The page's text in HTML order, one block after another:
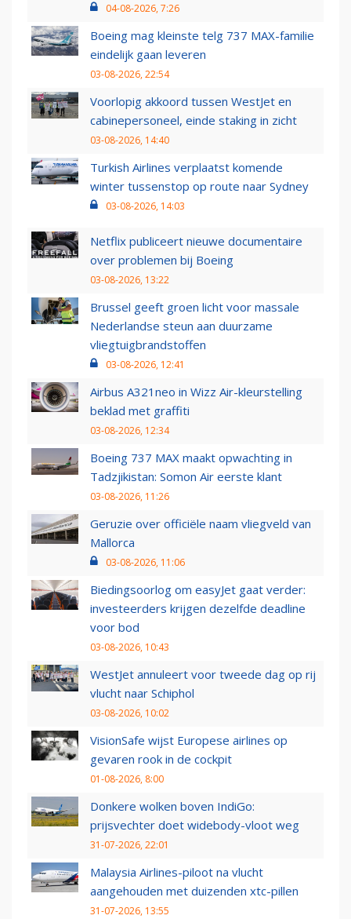
04-08-2026, 7:26
Boeing mag kleinste telg 737 MAX-familie
eindelijk gaan leveren
03-08-2026, 22:54
Voorlopig akkoord tussen WestJet en
cabinepersoneel, einde staking in zicht
03-08-2026, 14:40
Turkish Airlines verplaatst komende
winter tussenstop op route naar Sydney
03-08-2026, 14:03
Netflix publiceert nieuwe documentaire
over problemen bij Boeing
03-08-2026, 13:22
Brussel geeft groen licht voor massale
Nederlandse steun aan duurzame
vliegtuigbrandstoffen
03-08-2026, 12:41
Airbus A321neo in Wizz Air-kleurstelling
beklad met graffiti
03-08-2026, 12:34
Boeing 737 MAX maakt opwachting in
Tadzjikistan: Somon Air eerste klant
03-08-2026, 11:26
Geruzie over officiële naam vliegveld van
Mallorca
03-08-2026, 11:06
Biedingsoorlog om easyJet gaat verder:
investeerders krijgen dezelfde deadline
voor bod
03-08-2026, 10:43
WestJet annuleert voor tweede dag op rij
vlucht naar Schiphol
03-08-2026, 10:02
VisionSafe wijst Europese airlines op
gevaren rook in de cockpit
01-08-2026, 8:00
Donkere wolken boven IndiGo:
prijsvechter doet widebody-vloot weg
31-07-2026, 22:01
Malaysia Airlines-piloot na vlucht
aangehouden met duizenden xtc-pillen
31-07-2026, 13:55